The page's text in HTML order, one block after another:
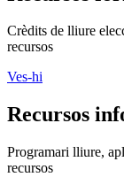
Crèdits de lliure
recursos
Ves-hi
Recursos
Programari lliure,
recursos